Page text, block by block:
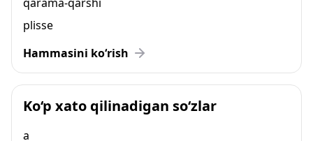
plisse
Hammasini ko‘rish
Ko‘p xato qilinadigan so‘zlar
a